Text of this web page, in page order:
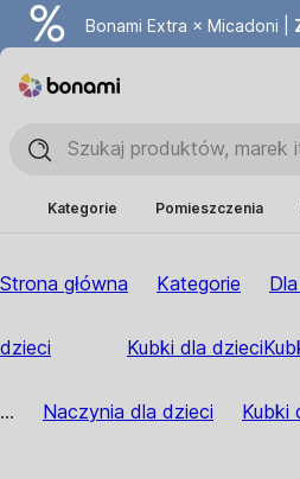
Bonami Extra × Micadoni |
Kategorie Pomieszczenia
Strona główna Kategorie
dzieci Kubki dla dzieci
... Naczynia dla dzieci Kubki